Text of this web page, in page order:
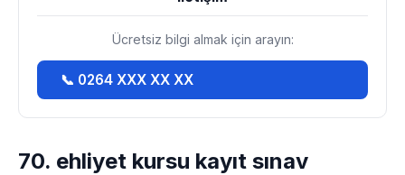
70. ehliyet kursu kayıt sınav
Ücretsiz bilgi almak için arayın:
📞 0264 XXX XX XX